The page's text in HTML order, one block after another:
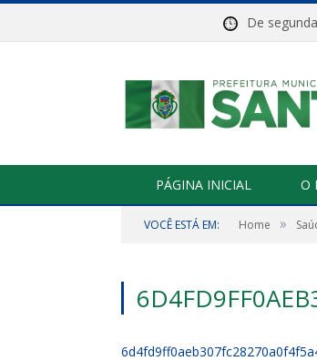
De
PÁGINA INICIAL O
VOCÊ ESTÁ EM: Home »